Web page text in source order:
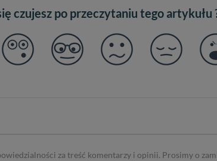
czujesz po przeczytaniu tego artykułu
za treść komentarzy i opinii. Prosimy o